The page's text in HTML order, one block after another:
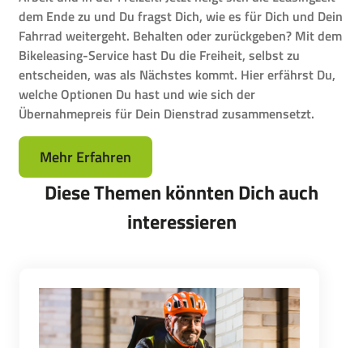
dem Ende zu und Du fragst Dich, wie es für Dich und Dein
Fahrrad weitergeht. Behalten oder zurückgeben? Mit dem
Bikeleasing-Service hast Du die Freiheit, selbst zu
entscheiden, was als Nächstes kommt. Hier erfährst Du,
welche Optionen Du hast und wie sich der
Übernahmepreis für Dein Dienstrad zusammensetzt.
Mehr Erfahren
Diese Themen könnten Dich auch
interessieren